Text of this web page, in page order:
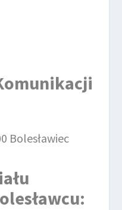
Bolesławiec
: